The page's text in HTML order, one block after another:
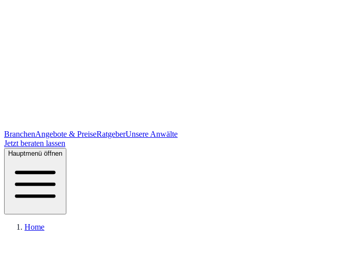
BranchenAngebote & PreiseRatgeberUnsere Anwälte
Jetzt beraten lassen
Hauptmenü öffnen
Home